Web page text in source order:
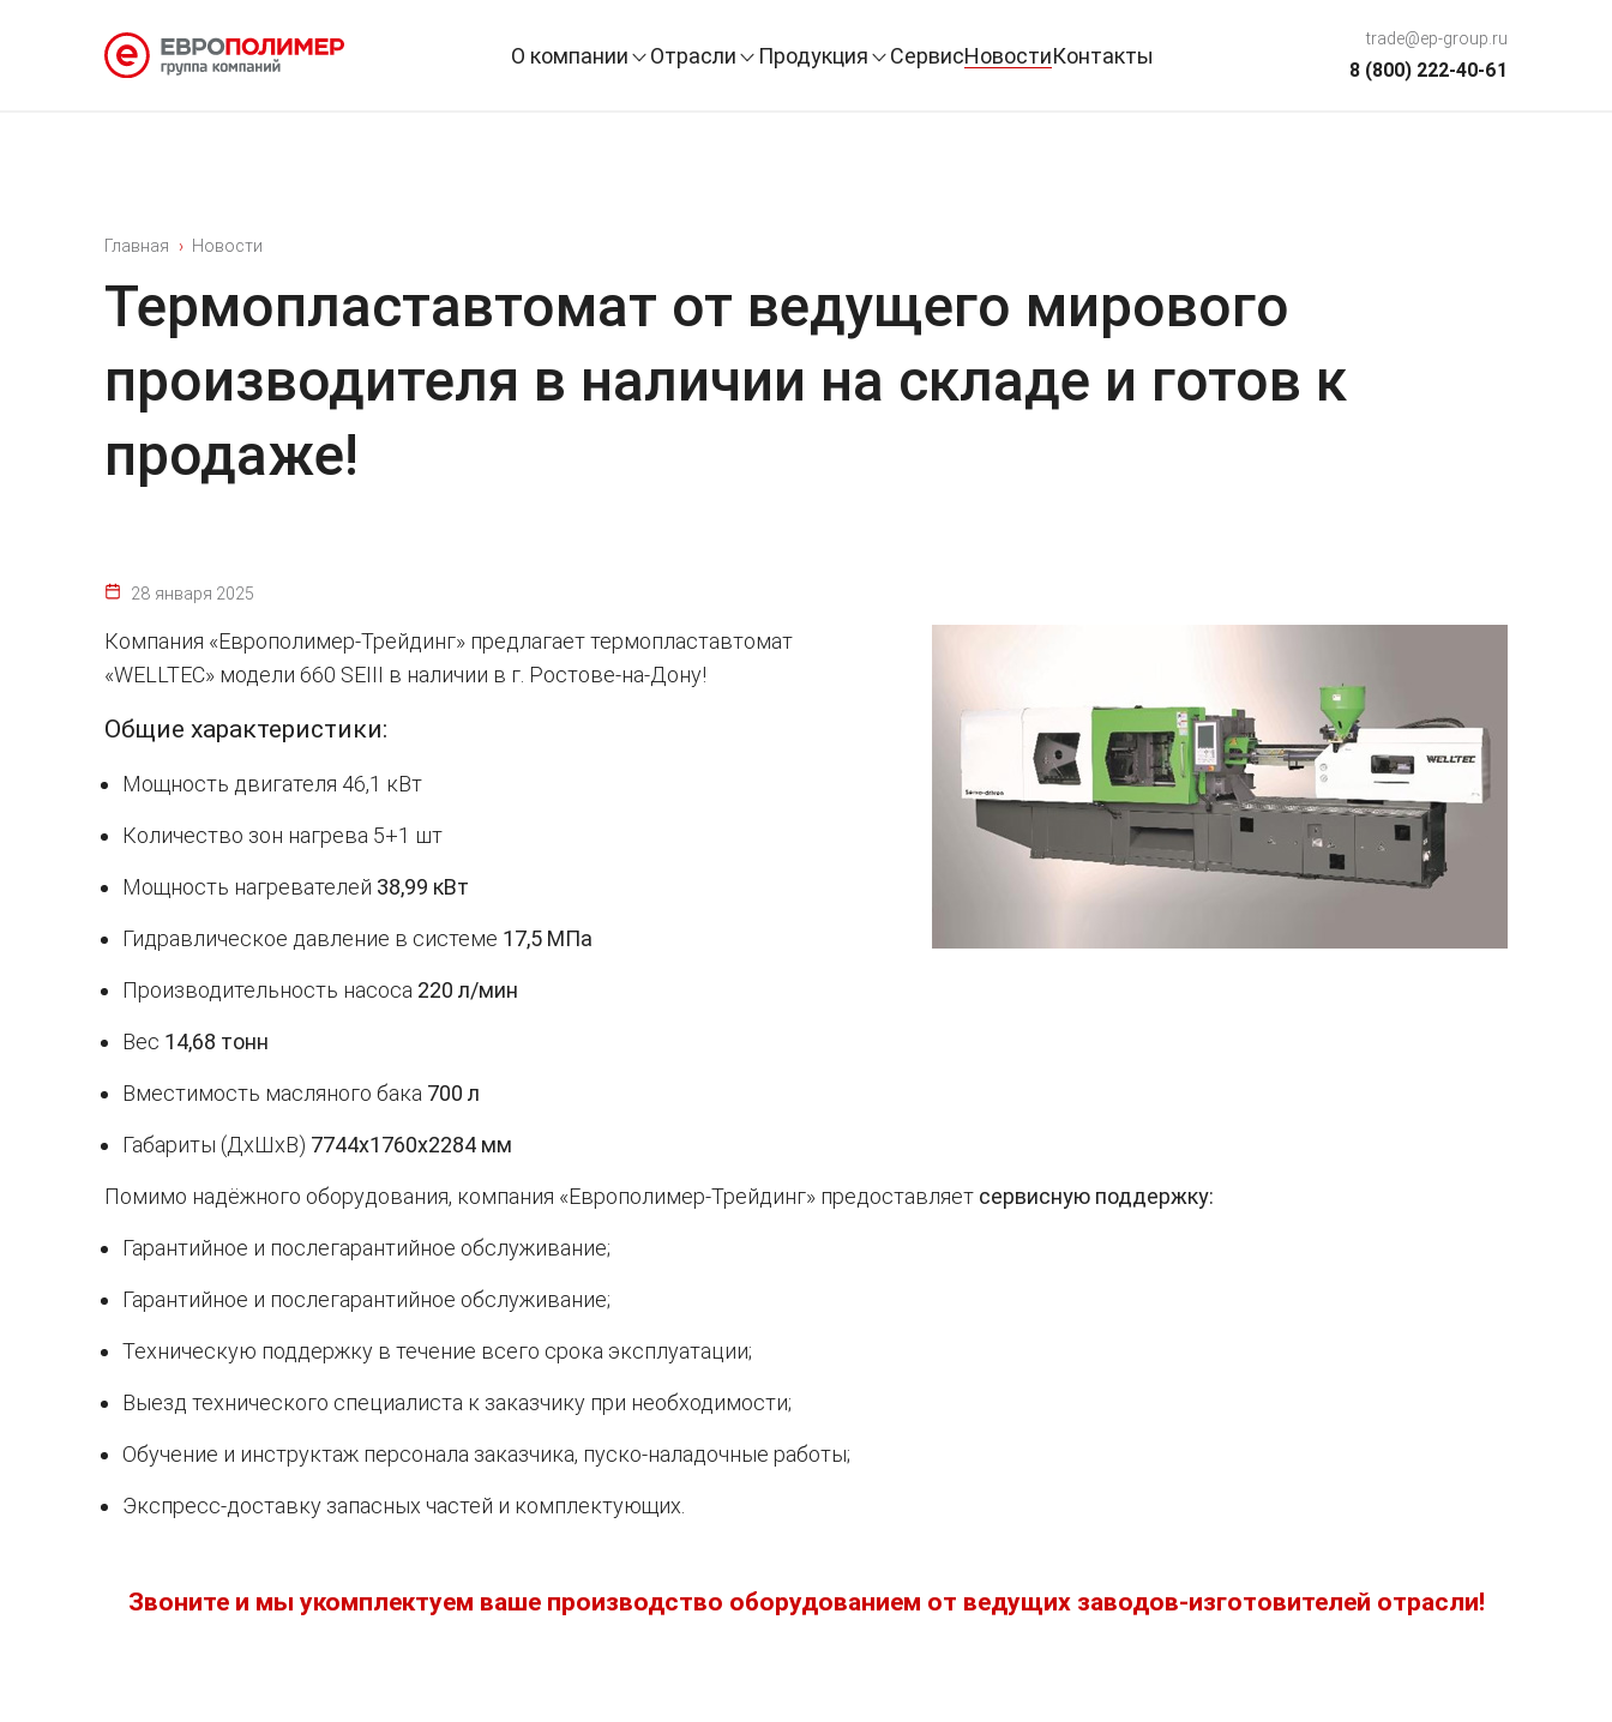
О компании Отрасли Продукция СервисНовостиКонтакты
trade@ep-group.ru
8 (800) 222-40-61
Главная Новости
Термопластавтомат от ведущего мирового
производителя в наличии на складе и готов к
продаже!
28 января 2025
Компания «Европолимер-Трейдинг» предлагает термопластавтомат
«WELLTEC» модели 660 SEIII в наличии в г. Ростове-на-Дону!
Общие характеристики:
Мощность двигателя 46,1 кВт
Количество зон нагрева 5+1 шт
Мощность нагревателей 38,99 кВт
Гидравлическое давление в системе 17,5 МПа
Производительность насоса 220 л/мин
Вес 14,68 тонн
Вместимость масляного бака 700 л
Габариты (ДхШхВ) 7744х1760х2284 мм
Помимо надёжного оборудования, компания «Европолимер-Трейдинг» предоставляет сервисную поддержку:
Гарантийное и послегарантийное обслуживание;
Гарантийное и послегарантийное обслуживание;
Техническую поддержку в течение всего срока эксплуатации;
Выезд технического специалиста к заказчику при необходимости;
Обучение и инструктаж персонала заказчика, пуско-наладочные работы;
Экспресс-доставку запасных частей и комплектующих.
Звоните и мы укомплектуем ваше производство оборудованием от ведущих заводов-изготовителей отрасли!